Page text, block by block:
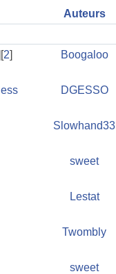
Auteurs
2] Boogaloo
DGESSO
Slowhand33
sweet
Lestat
Twombly
sweet